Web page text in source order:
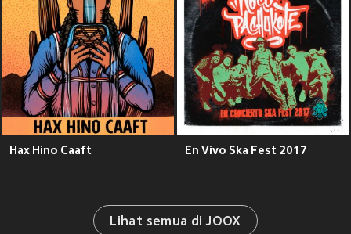
Hax Hino Caaft En Vivo Ska Fest 2017
Lihat semua di JOOX